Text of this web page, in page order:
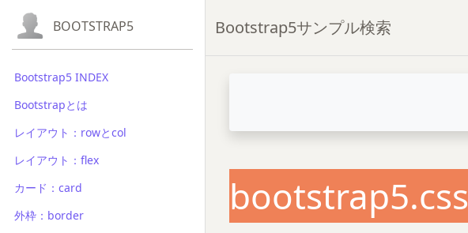
BOOTSTRAP5
Bootstrap5 INDEX
Bootstrapとは
レイアウト：rowとcol
レイアウト：flex
カード：card
外枠：border
Bootstrap5サンプル検索
bootstrap5.css